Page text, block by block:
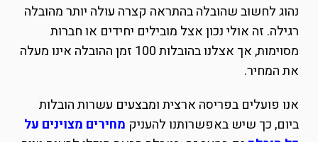
נהוג לחשוב שהובלה בהתראה קצרה עולה יותר מהובלה
רגילה. זה אולי נכון אצל מובילים יחידים או חברות
מסוימות, אך אצלנו בהובלות 100 זמן ההובלה אינו מעלה
את המחיר.
אנו פועלים בפריסה ארצית ומבצעים עשרות הובלות
ביום, כך שיש באפשרותנו להעניק מחירים מצוינים על